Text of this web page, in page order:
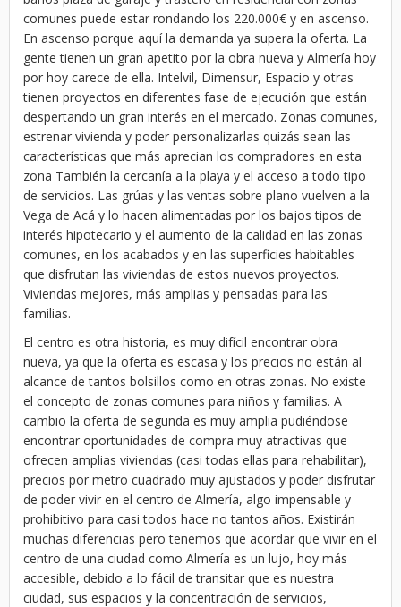
comunes puede estar rondando los 220.000€ y en ascenso.
En ascenso porque aquí la demanda ya supera la oferta. La
gente tienen un gran apetito por la obra nueva y Almería hoy
por hoy carece de ella. Intelvil, Dimensur, Espacio y otras
tienen proyectos en diferentes fase de ejecución que están
despertando un gran interés en el mercado. Zonas comunes,
estrenar vivienda y poder personalizarlas quizás sean las
características que más aprecian los compradores en esta
zona También la cercanía a la playa y el acceso a todo tipo
de servicios. Las grúas y las ventas sobre plano vuelven a la
Vega de Acá y lo hacen alimentadas por los bajos tipos de
interés hipotecario y el aumento de la calidad en las zonas
comunes, en los acabados y en las superficies habitables
que disfrutan las viviendas de estos nuevos proyectos.
Viviendas mejores, más amplias y pensadas para las
familias.
El centro es otra historia, es muy difícil encontrar obra
nueva, ya que la oferta es escasa y los precios no están al
alcance de tantos bolsillos como en otras zonas. No existe
el concepto de zonas comunes para niños y familias. A
cambio la oferta de segunda es muy amplia pudiéndose
encontrar oportunidades de compra muy atractivas que
ofrecen amplias viviendas (casi todas ellas para rehabilitar),
precios por metro cuadrado muy ajustados y poder disfrutar
de poder vivir en el centro de Almería, algo impensable y
prohibitivo para casi todos hace no tantos años. Existirán
muchas diferencias pero tenemos que acordar que vivir en el
centro de una ciudad como Almería es un lujo, hoy más
accesible, debido a lo fácil de transitar que es nuestra
ciudad, sus espacios y la concentración de servicios,